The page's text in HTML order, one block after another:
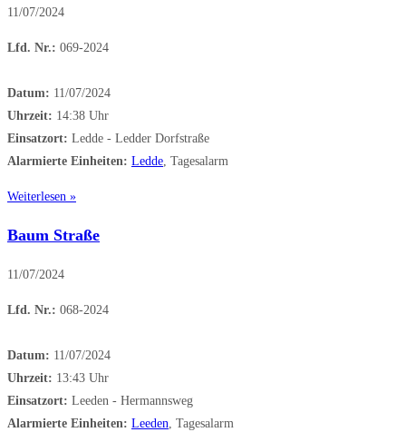
11/07/2024
Lfd. Nr.: 069-2024
Datum: 11/07/2024
Uhrzeit: 14:38 Uhr
Einsatzort: Ledde - Ledder Dorfstraße
Alarmierte Einheiten: Ledde, Tagesalarm
Weiterlesen »
Baum Straße
11/07/2024
Lfd. Nr.: 068-2024
Datum: 11/07/2024
Uhrzeit: 13:43 Uhr
Einsatzort: Leeden - Hermannsweg
Alarmierte Einheiten: Leeden, Tagesalarm